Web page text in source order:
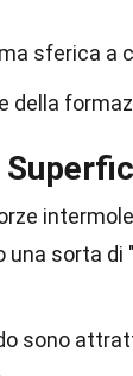
sferica a
sorta di
sono